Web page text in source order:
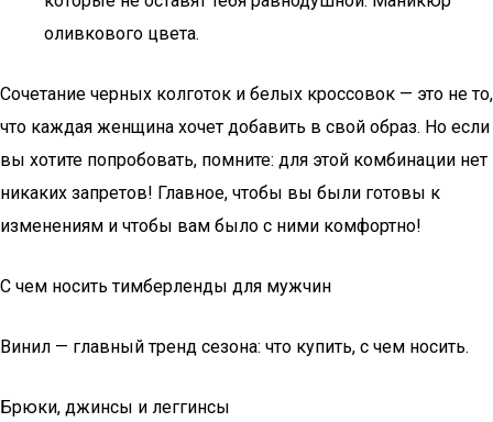
оливкового цвета.
Сочетание черных колготок и белых кроссовок — это не то,
что каждая женщина хочет добавить в свой образ. Но если
вы хотите попробовать, помните: для этой комбинации нет
никаких запретов! Главное, чтобы вы были готовы к
изменениям и чтобы вам было с ними комфортно!
С чем носить тимберленды для мужчин
Винил — главный тренд сезона: что купить, с чем носить.
Брюки, джинсы и леггинсы